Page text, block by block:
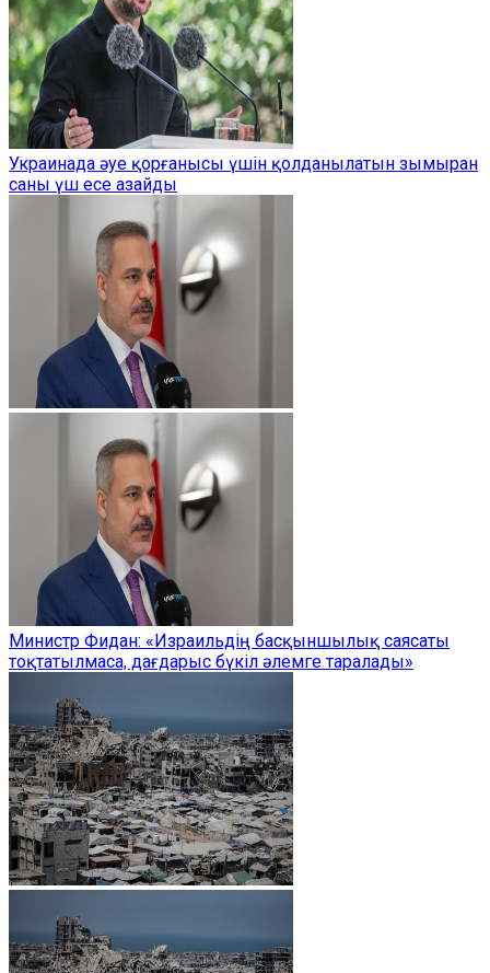
Украинада әуе қорғанысы үшін қолданылатын зымыран
саны үш есе азайды
Министр Фидан: «Израильдің басқыншылық саясаты
тоқтатылмаса, дағдарыс бүкіл әлемге таралады»